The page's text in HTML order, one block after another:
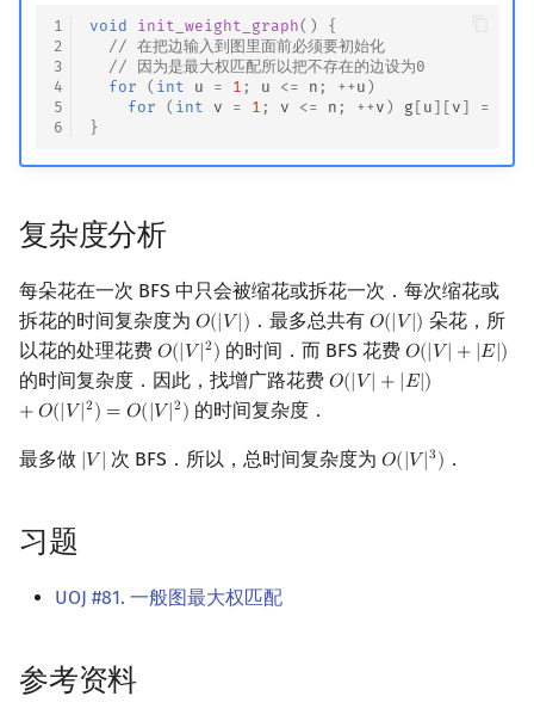
1
2
3
4
5
6
void init_weight_graph()
{
// 在把边输入到图里面前必须要初始化
// 因为是最大权匹配所以把不存在的边设为0
for
( int u = 1 ; u <= n ; ++ u )
for
( int v = 1 ; v <= n ; ++ v ) g [ u ][ v ] =
}
复杂度分析
每朵花在一次 BFS 中只会被缩花或拆花一次．每次缩花或
拆花的时间复杂度为 𝑂(|𝑉|)
O(| V| ) ．最多总共有 𝑂(|𝑉|)
O(| V| ) 朵花，所
以花的处理花费 𝑂(|𝑉|2)
O(| V| 2) 的时间．而 BFS 花费 𝑂(|𝑉| + |𝐸|)
O(| V| +|E |)
的时间复杂度．因此，找增广路花费 𝑂(|𝑉| + |𝐸|)
+𝑂(|𝑉|2) = 𝑂(|𝑉|2)
O(| V| +|E |)+ O
的时间复杂度．
最多做 |𝑉|
V 次 BFS．所以，总时间复杂度为𝑂(|𝑉|3)
O(| V| 3) ．
习题
UOJ #81. 一般图最大权匹配
参考资料